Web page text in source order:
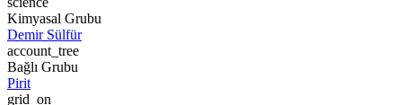
Kimyasal Grubu
Demir Sülfür
account_tree
Bağlı Grubu
Pirit
grid_on